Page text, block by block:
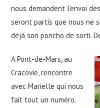
nous demandent l’envoi
seront partis que nous ne
déjà son poncho de sorti.
A Pont-de-Mars, au
Cracovie, rencontre
avec Marielle qui nous
fait tout un numéro.